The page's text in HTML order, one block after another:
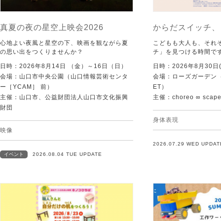
真夏の夜の星空上映会2026
心地よい夜風と星空の下、映画を観ながら夏
の思い出をつくりませんか？
日時：2026年8月14日 （金）～16日（日）
会場：山口市中央公園（山口情報芸術センタ
ー［YCAM］ 前）
主催：山口市、公益財団法人山口市文化振興
財団
映像
イベント 2026.08.04 TUE UPDATE
からだスイッチ
こどもも大人も、それ
チ」を見つける時間で
日時：2026年8月30日
会場：ローズガーデン
ET）
主催：choreo ∞ scape
身体表現
2026.07.29 WED